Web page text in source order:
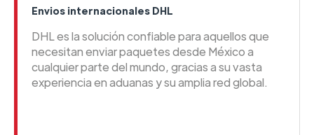
Envios internacionales DHL
DHL es la solución confiable para aquellos que
necesitan enviar paquetes desde México a
cualquier parte del mundo, gracias a su vasta
experiencia en aduanas y su amplia red global.